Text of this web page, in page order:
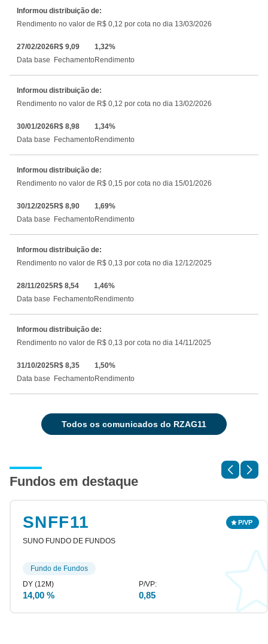
Informou distribuição de:
Rendimento no valor de R$ 0,12 por cota no dia 13/03/2026
27/02/2026
Data base
R$ 9,09
Fechamento
1,32%
Rendimento
Informou distribuição de:
Rendimento no valor de R$ 0,12 por cota no dia 13/02/2026
30/01/2026
Data base
R$ 8,98
Fechamento
1,34%
Rendimento
Informou distribuição de:
Rendimento no valor de R$ 0,15 por cota no dia 15/01/2026
30/12/2025
Data base
R$ 8,90
Fechamento
1,69%
Rendimento
Informou distribuição de:
Rendimento no valor de R$ 0,13 por cota no dia 12/12/2025
28/11/2025
Data base
R$ 8,54
Fechamento
1,46%
Rendimento
Informou distribuição de:
Rendimento no valor de R$ 0,13 por cota no dia 14/11/2025
31/10/2025
Data base
R$ 8,35
Fechamento
1,50%
Rendimento
todos os comunicados do RZAG11
Fundos em destaque
SNFF11
SUNO FUNDO DE FUNDOS
14,00 % 0,85
Fundo de Fundos